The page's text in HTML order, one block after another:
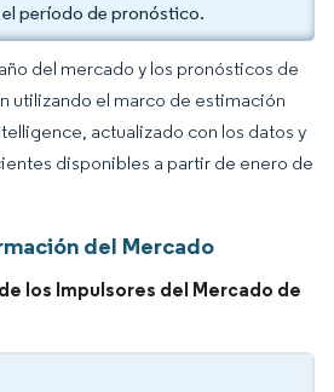
el período de pronóstico.
del mercado y los pronósticos de
utilizando el marco de estimación
actualizado con los datos y
disponibles a partir de enero de
del Mercado
los Impulsores del Mercado de